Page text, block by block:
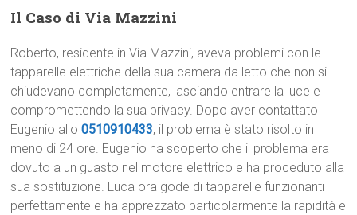
Il Caso di Via Mazzini
Roberto, residente in Via Mazzini, aveva problemi con le
tapparelle elettriche della sua camera da letto che non si
chiudevano completamente, lasciando entrare la luce e
compromettendo la sua privacy. Dopo aver contattato
Eugenio allo0510910433, il problema è stato risolto in
meno di 24 ore. Eugenio ha scoperto che il problema era
dovuto a un guasto nel motore elettrico e ha proceduto alla
sua sostituzione. Luca ora gode di tapparelle funzionanti
perfettamente e ha apprezzato particolarmente la rapidità e